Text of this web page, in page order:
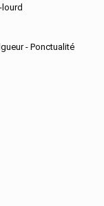
- Ponctualité